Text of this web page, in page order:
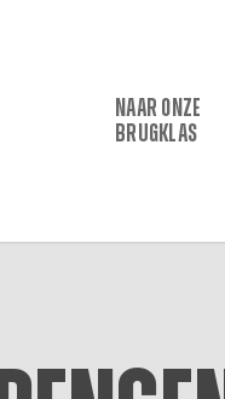
NAAR ONZE
BRUGKLAS